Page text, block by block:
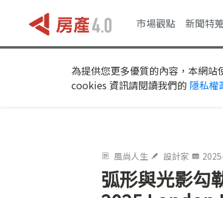
市場觀點 新聞特蒐
為提供您更多優質的內容，本網
cookies 資訊請閱讀我們的 隱私權
風尚人生 設計家
弧形與光影勾